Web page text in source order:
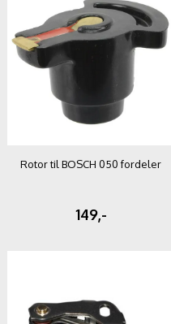
Rotor til BOSCH 050 fordeler
149,-